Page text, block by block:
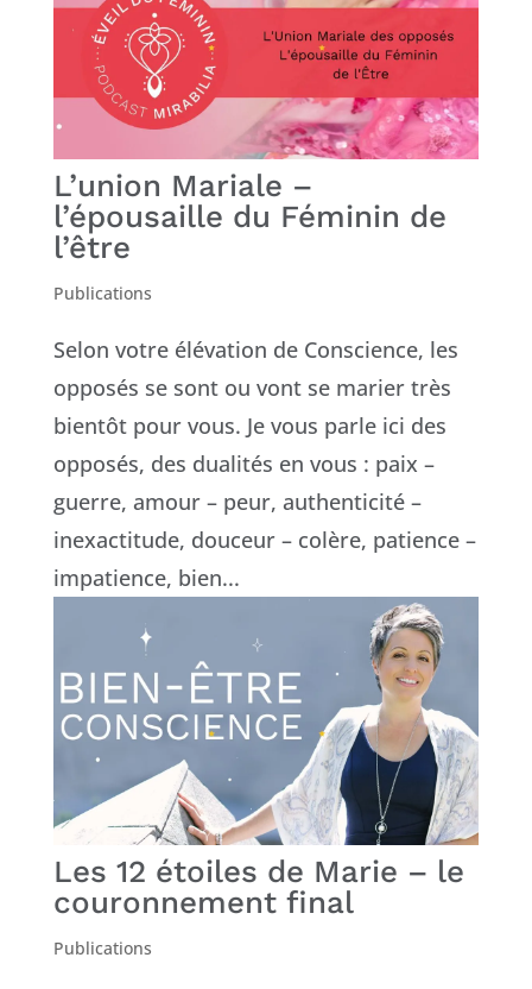
L’union Mariale –
l’épousaille du Féminin de
l’être
Publications
Selon votre élévation de Conscience, les
opposés se sont ou vont se marier très
bientôt pour vous. Je vous parle ici des
opposés, des dualités en vous : paix –
guerre, amour – peur, authenticité –
inexactitude, douceur – colère, patience –
impatience, bien...
Les 12 étoiles de Marie – le
couronnement final
Publications